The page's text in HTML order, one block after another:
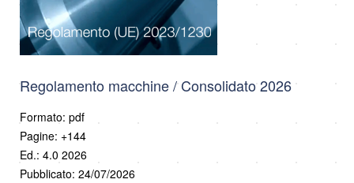
Regolamento macchine / Consolidato 2026
Formato: pdf
Pagine: +144
Ed.: 4.0 2026
Pubblicato: 24/07/2026